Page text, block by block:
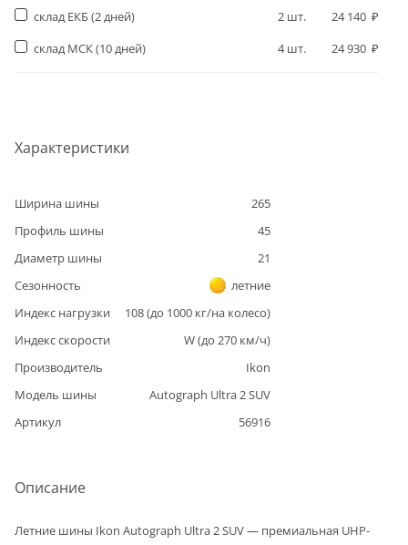
Характеристики
Ширина шины
265
Профиль шины
45
Диаметр шины
21
Сезонность
летние
Индекс нагрузки
108(до 1000 кг/на колесо)
Индекс скорости
W(до 270 км/ч)
Производитель
Ikon
Модель шины
Autograph Ultra 2 SUV
Артикул
56916
склад ЕКБ(2 дней) 2 шт.
24 140
склад МСК(10 дней) 4шт. 24 930
Описание
Летние шины Ikon Autograph Ultra 2 SUV — премиальная UHP-